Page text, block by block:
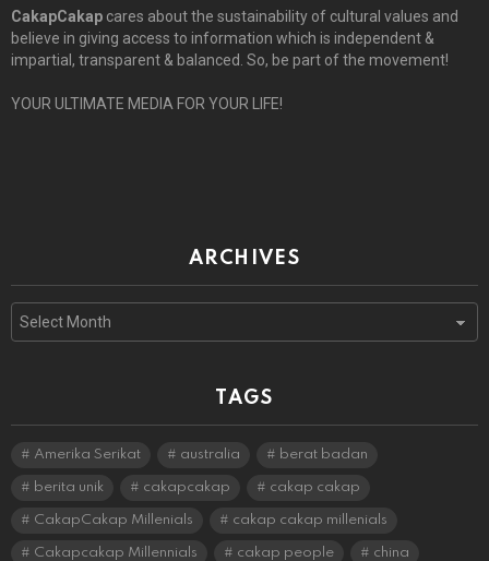
CakapCakap cares about the sustainability of cultural values and
believe in giving access to information which is independent &
impartial, transparent & balanced. So, be part of the movement!
YOUR ULTIMATE MEDIA FOR YOUR LIFE!
ARCHIVES
Archives
TAGS
Amerika Serikat australia berat badan
berita unik cakapcakap cakap cakap
CakapCakap Millenials cakap cakap millenials
Cakapcakap Millennials cakap people china